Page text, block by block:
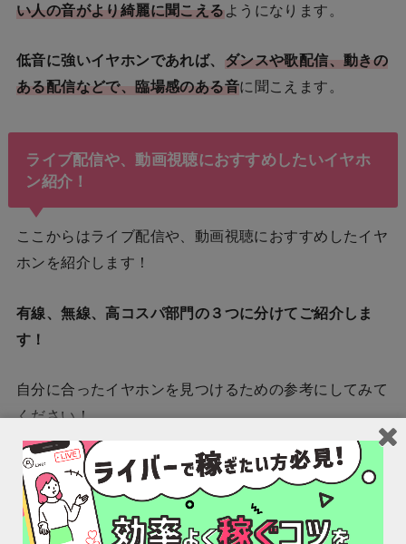
い人の音がより綺麗に聞こえる ようになります。
低音に強いイヤホンであれば、 ダンスや歌配信、動きの
ある配信などで、臨場感のある音に聞こえます。
ライブ配信や、動画視聴におすすめしたいイヤホ
ン紹介！
ここからはライブ配信や、動画視聴におすすめしたイヤ
ホンを紹介します！
有線、無線、高コスパ部門の３つに分けてご紹介しま
す！
自分に合ったイヤホンを見つけるための参考にしてみて
ください！
有線おすすめイヤホン3選！